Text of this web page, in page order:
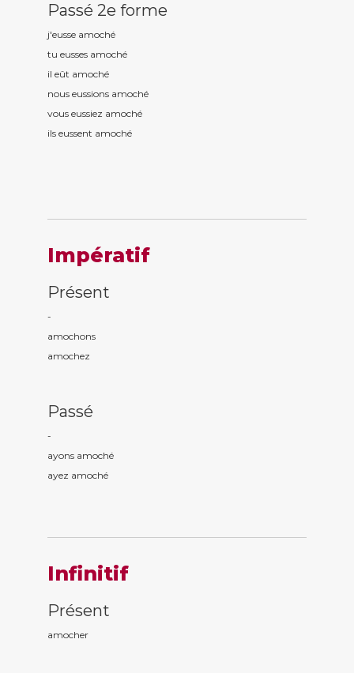
Passé 2e forme
j'eusse amoché
tu eusses amoché
il eût amoché
nous eussions amoché
vous eussiez amoché
ils eussent amoché
Impératif
Présent
-
amochons
amochez
Passé
-
ayons amoché
ayez amoché
Infinitif
Présent
amocher